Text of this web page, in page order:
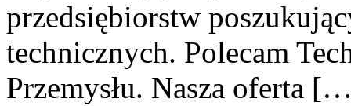
przedsiębiorstw
technicznych. Polecam
Przemysłu. Nasza oferta